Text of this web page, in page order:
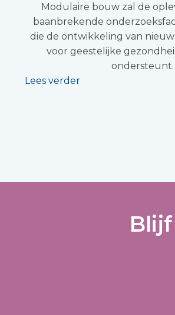
Modulaire bouw zal de
baanbrekende
die de ontwikkeling van
voor geestelijke
ondersteunt.
Lees verder